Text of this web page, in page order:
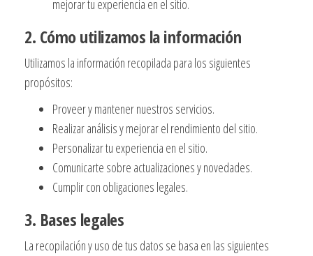
mejorar tu experiencia en el sitio.
2. Cómo utilizamos la información
Utilizamos la información recopilada para los siguientes
propósitos:
Proveer y mantener nuestros servicios.
Realizar análisis y mejorar el rendimiento del sitio.
Personalizar tu experiencia en el sitio.
Comunicarte sobre actualizaciones y novedades.
Cumplir con obligaciones legales.
3. Bases legales
La recopilación y uso de tus datos se basa en las siguientes